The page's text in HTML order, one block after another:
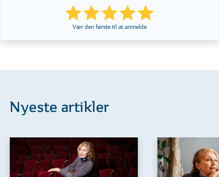
Vær den første til at anmelde
Nyeste artikler